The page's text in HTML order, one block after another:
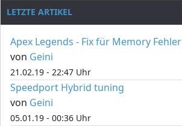
LETZTE ARTIKEL
Apex Legends - Fix für Memory Fehler
von Geini
21.02.19 - 22:47 Uhr
Speedport Hybrid tuning
von Geini
05.01.19 - 00:36 Uhr